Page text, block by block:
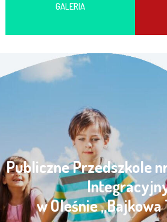
GALERIA
Publiczne Przedszkole
w Oleśnie